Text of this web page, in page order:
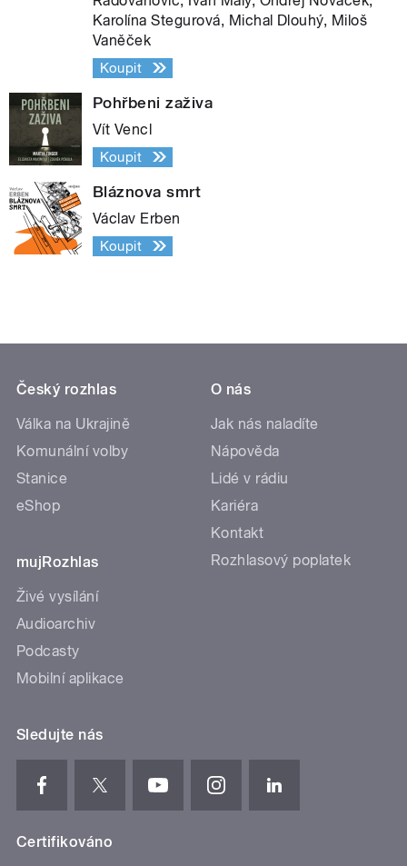
Karolína Stegurová, Michal Dlouhý, Miloš
Vaněček
Koupit
Pohřbeni zaživa
Vít Vencl
Koupit
Bláznova smrt
Václav Erben
Koupit
Český rozhlas
Válka na Ukrajině
Komunální volby
Stanice
eShop
mujRozhlas
Živé vysílání
Audioarchiv
Podcasty
Mobilní aplikace
O nás
Jak nás naladíte
Nápověda
Lidé v rádiu
Kariéra
Kontakt
Rozhlasový poplatek
Sledujte nás
Certifikováno